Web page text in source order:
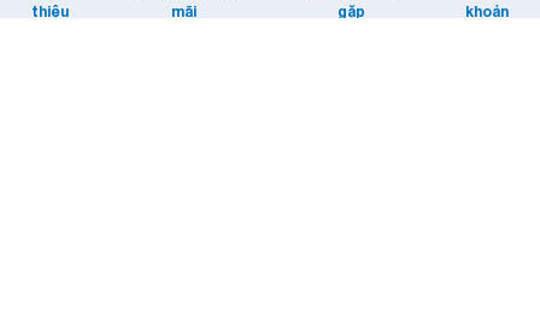
thiệu
mãi
gặp
khoản